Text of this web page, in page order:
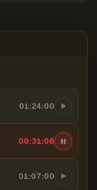
01:24:00
00:31:06
01:07:00